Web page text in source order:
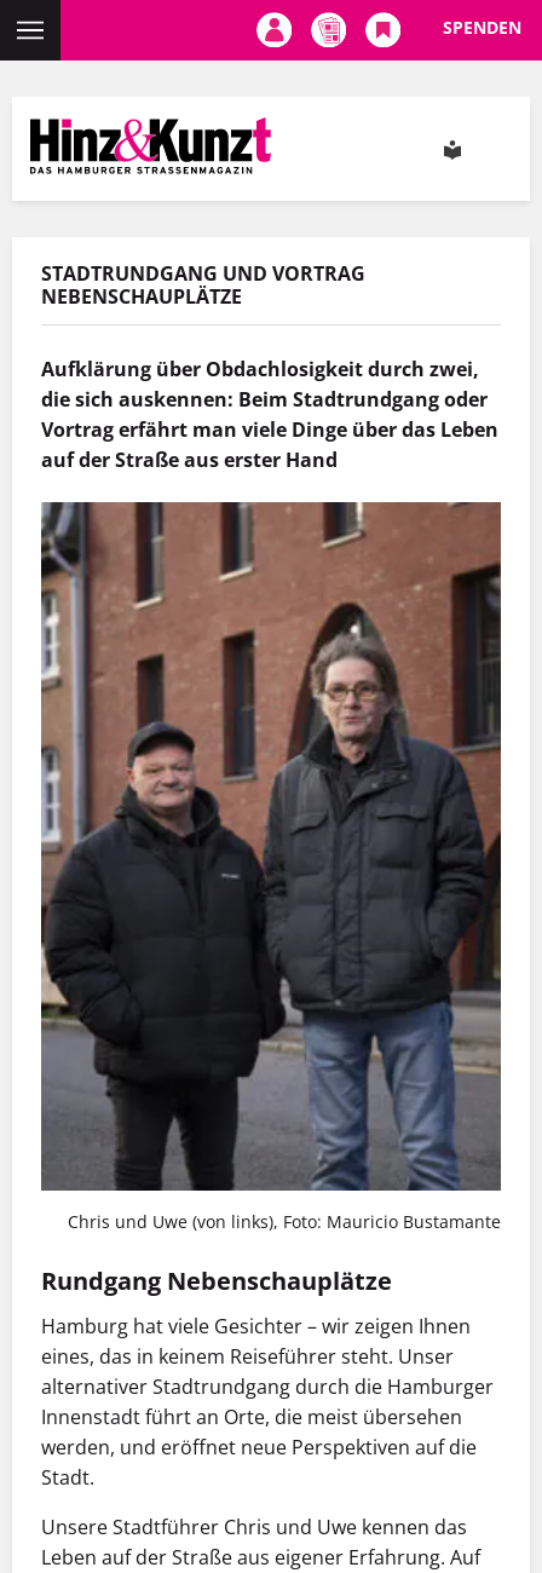
Inhalt
SPENDEN
STADTRUNDGANG UND VORTRAG
NEBENSCHAUPLÄTZE
Aufklärung über Obdachlosigkeit durch zwei,
die sich auskennen: Beim Stadtrundgang oder
Vortrag erfährt man viele Dinge über das Leben
auf der Straße aus erster Hand
Chris und Uwe (von links), Foto: Mauricio Bustamante
Rundgang Nebenschauplätze
Hamburg hat viele Gesichter – wir zeigen Ihnen
eines, das in keinem Reiseführer steht. Unser
alternativer Stadtrundgang durch die Hamburger
Innenstadt führt an Orte, die meist übersehen
werden, und eröffnet neue Perspektiven auf die
Stadt.
Unsere Stadtführer Chris und Uwe kennen das
Leben auf der Straße aus eigener Erfahrung. Auf